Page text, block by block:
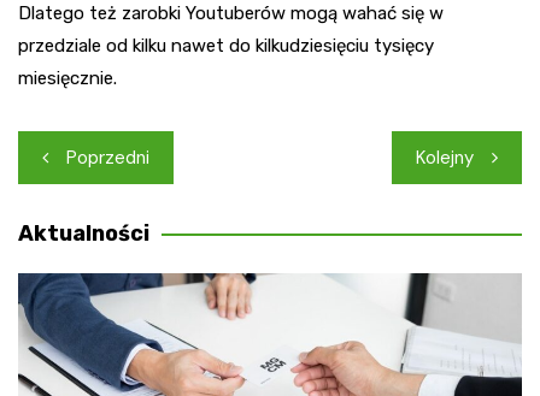
Dlatego też zarobki Youtuberów mogą wahać się w
przedziale od kilku nawet do kilkudziesięciu tysięcy
miesięcznie.
Nawigacja
wpisu
Poprzedni Kolejny
Aktualności